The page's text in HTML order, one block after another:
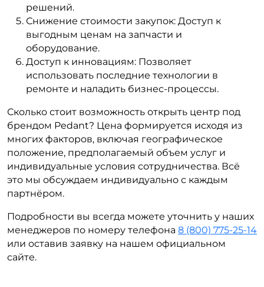
решений.
Снижение стоимости закупок: Доступ к
выгодным ценам на запчасти и
оборудование.
Доступ к инновациям: Позволяет
использовать последние технологии в
ремонте и наладить бизнес-процессы.
Сколько стоит возможность открыть центр под
брендом Pedant? Цена формируется исходя из
многих факторов, включая географическое
положение, предполагаемый объем услуг и
индивидуальные условия сотрудничества. Всё
это мы обсуждаем индивидуально с каждым
партнёром.
Подробности вы всегда можете уточнить у наших
менеджеров по номеру телефона 8 (800) 775-25-14
или оставив заявку на нашем официальном
сайте.